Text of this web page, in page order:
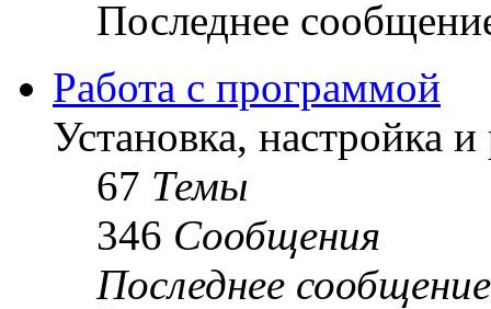
Последнее
Работа с программой
Установка, настройка
67 Темы
346 Сообщения
Последнее сообщение